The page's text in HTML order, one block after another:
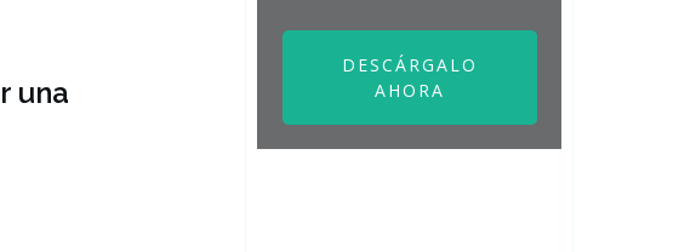
una
DESCÁRGALO
AHORA